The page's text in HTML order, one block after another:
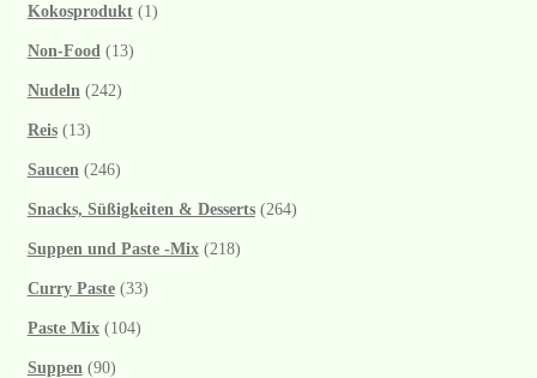
Kokosprodukt (1)
Non-Food (13)
Nudeln (242)
Reis (13)
Saucen (246)
Snacks, Süßigkeiten & Desserts (264)
Suppen und Paste -Mix (218)
Curry Paste (33)
Paste Mix (104)
Suppen (90)